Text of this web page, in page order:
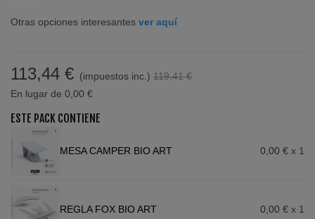
Otras opciones interesantes ver aquí
113,44 € (impuestos inc.) 119,41 €
En lugar de 0,00 €
ESTE PACK CONTIENE
MESA CAMPER BIO ART 0,00 € x 1
REGLA FOX BIO ART 0,00 € x 1